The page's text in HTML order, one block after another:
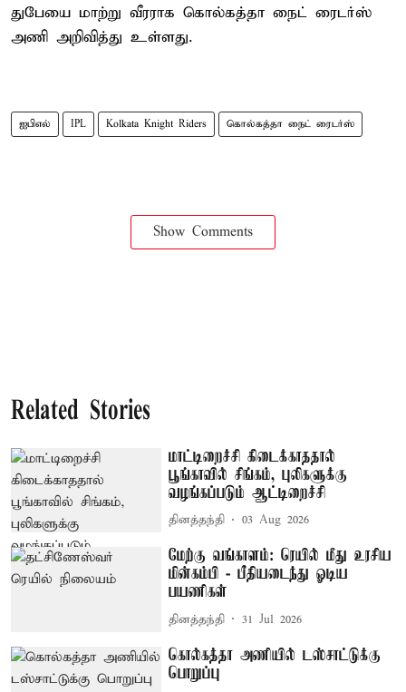
துபேயை மாற்று வீரராக கொல்கத்தா நைட் ரைடர்ஸ்
அணி அறிவித்து உள்ளது.
ஐபிஎல் IPL Kolkata Knight Riders கொல்கத்தா நைட் ரைடர்ஸ்
Show Comments
Related Stories
மாட்டிறைச்சி கிடைக்காததால்
பூங்காவில் சிங்கம், புலிகளுக்கு
வழங்கப்படும் ஆட்டிறைச்சி
தினத்தந்தி 03 Aug 2026
மேற்கு வங்காளம்: ரெயில் மீது உரசிய
மின்கம்பி - பீதியடைந்து ஓடிய
பயணிகள்
தினத்தந்தி 31 Jul 2026
கொல்கத்தா அணியில் டஸ்சாட்டுக்கு
பொறுப்பு